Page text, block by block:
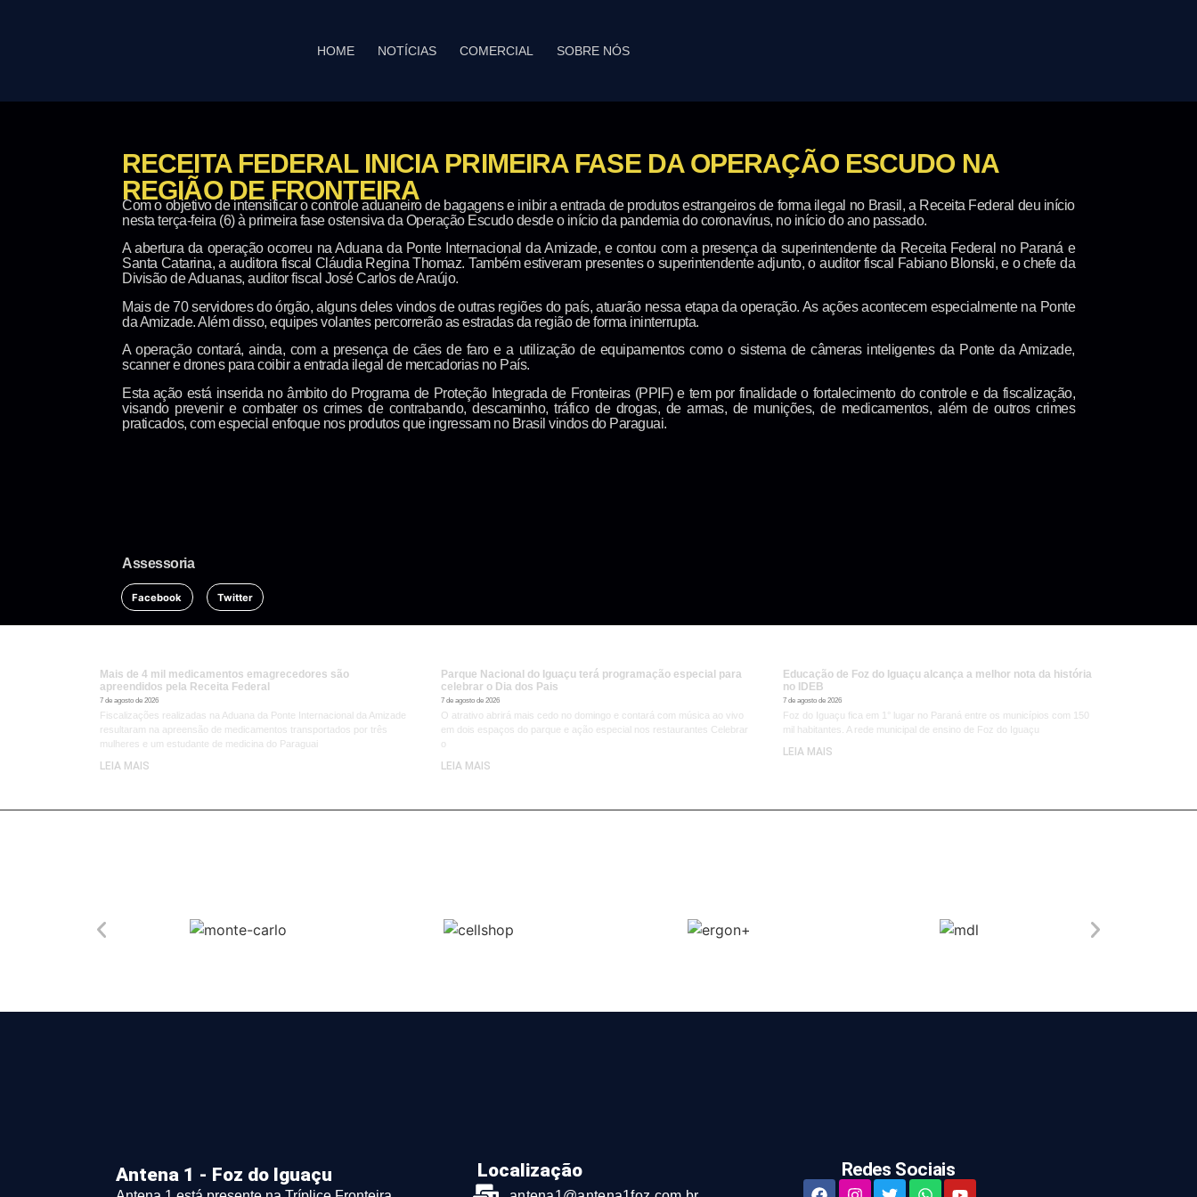
HOME NOTÍCIAS COMERCIAL SOBRE NÓS
RECEITA FEDERAL INICIA PRIMEIRA FASE DA OPERAÇÃO ESCUDO NA
REGIÃO DE FRONTEIRA
Com o objetivo de intensificar o controle aduaneiro de bagagens e inibir a entrada de produtos estrangeiros de forma ilegal no Brasil, a Receita Federal deu início
nesta terça-feira (6) à primeira fase ostensiva da Operação Escudo desde o início da pandemia do coronavírus, no início do ano passado.
A abertura da operação ocorreu na Aduana da Ponte Internacional da Amizade, e contou com a presença da superintendente da Receita Federal no Paraná e
Santa Catarina, a auditora fiscal Cláudia Regina Thomaz. Também estiveram presentes o superintendente adjunto, o auditor fiscal Fabiano Blonski, e o chefe da
Divisão de Aduanas, auditor fiscal José Carlos de Araújo.
Mais de 70 servidores do órgão, alguns deles vindos de outras regiões do país, atuarão nessa etapa da operação. As ações acontecem especialmente na Ponte
da Amizade. Além disso, equipes volantes percorrerão as estradas da região de forma ininterrupta.
A operação contará, ainda, com a presença de cães de faro e a utilização de equipamentos como o sistema de câmeras inteligentes da Ponte da Amizade,
scanner e drones para coibir a entrada ilegal de mercadorias no País.
Esta ação está inserida no âmbito do Programa de Proteção Integrada de Fronteiras (PPIF) e tem por finalidade o fortalecimento do controle e da fiscalização,
visando prevenir e combater os crimes de contrabando, descaminho, tráfico de drogas, de armas, de munições, de medicamentos, além de outros crimes
praticados, com especial enfoque nos produtos que ingressam no Brasil vindos do Paraguai.
Assessoria
Facebook Twitter
Mais de 4 mil medicamentos emagrecedores são
apreendidos pela Receita Federal
7 de agosto de 2026
Fiscalizações realizadas na Aduana da Ponte Internacional da Amizade
resultaram na apreensão de medicamentos transportados por três
mulheres e um estudante de medicina do Paraguai
LEIA MAIS
Parque Nacional do Iguaçu terá programação especial para
celebrar o Dia dos Pais
7 de agosto de 2026
O atrativo abrirá mais cedo no domingo e contará com música ao vivo
em dois espaços do parque e ação especial nos restaurantes Celebrar
o
LEIA MAIS
Educação de Foz do Iguaçu alcança a melhor nota da história
no IDEB
7 de agosto de 2026
Foz do Iguaçu fica em 1° lugar no Paraná entre os municípios com 150
mil habitantes. A rede municipal de ensino de Foz do Iguaçu
LEIA MAIS
Antena 1 - Foz do Iguaçu Localização Redes Sociais